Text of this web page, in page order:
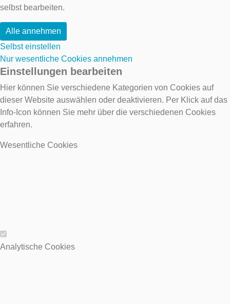
selbst bearbeiten.
Alle annehmen
Selbst einstellen
Nur wesentliche Cookies annehmen
Einstellungen bearbeiten
Hier können Sie verschiedene Kategorien von Cookies auf
dieser Website auswählen oder deaktivieren. Per Klick auf das
Info-Icon können Sie mehr über die verschiedenen Cookies
erfahren.
Wesentliche Cookies
Wesentliche Cookies
Analytische Cookies